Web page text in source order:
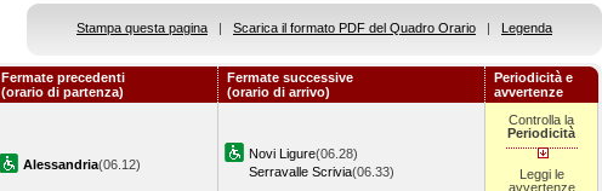
Stampa questa pagina | Scarica il formato PDF del Quadro Orario | Legenda
Fermate precedenti
(orario di partenza)
Fermate successive
(orario di arrivo)
Periodicità e
avvertenze
Alessandria(06.12)
Novi Ligure(06.28)
Serravalle Scrivia(06.33)
Controlla la
Periodicità
Leggi le
avvertenze